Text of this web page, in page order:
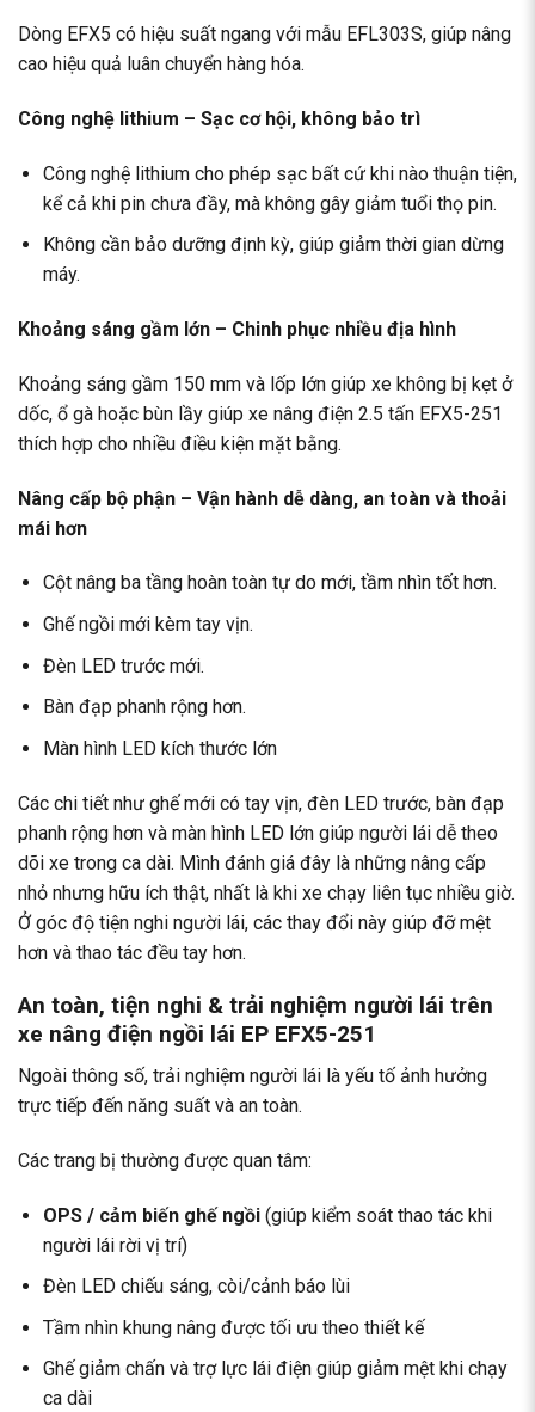
Dòng EFX5 có hiệu suất ngang với mẫu EFL303S, giúp nâng
cao hiệu quả luân chuyển hàng hóa.
Công nghệ lithium – Sạc cơ hội, không bảo trì
Công nghệ lithium cho phép sạc bất cứ khi nào thuận tiện,
kể cả khi pin chưa đầy, mà không gây giảm tuổi thọ pin.
Không cần bảo dưỡng định kỳ, giúp giảm thời gian dừng
máy.
Khoảng sáng gầm lớn – Chinh phục nhiều địa hình
Khoảng sáng gầm 150 mm và lốp lớn giúp xe không bị kẹt ở
dốc, ổ gà hoặc bùn lầy giúp xe nâng điện 2.5 tấn EFX5-251
thích hợp cho nhiều điều kiện mặt bằng.
Nâng cấp bộ phận – Vận hành dễ dàng, an toàn và thoải
mái hơn
Cột nâng ba tầng hoàn toàn tự do mới, tầm nhìn tốt hơn.
Ghế ngồi mới kèm tay vịn.
Đèn LED trước mới.
Bàn đạp phanh rộng hơn.
Màn hình LED kích thước lớn
Các chi tiết như ghế mới có tay vịn, đèn LED trước, bàn đạp
phanh rộng hơn và màn hình LED lớn giúp người lái dễ theo
dõi xe trong ca dài. Mình đánh giá đây là những nâng cấp
nhỏ nhưng hữu ích thật, nhất là khi xe chạy liên tục nhiều giờ.
Ở góc độ tiện nghi người lái, các thay đổi này giúp đỡ mệt
hơn và thao tác đều tay hơn.
An toàn, tiện nghi & trải nghiệm người lái trên
xe nâng điện ngồi lái EP EFX5-251
Ngoài thông số, trải nghiệm người lái là yếu tố ảnh hưởng
trực tiếp đến năng suất và an toàn.
Các trang bị thường được quan tâm:
OPS / cảm biến ghế ngồi(giúp kiểm soát thao tác khi
người lái rời vị trí)
Đèn LED chiếu sáng, còi/cảnh báo lùi
Tầm nhìn khung nâng được tối ưu theo thiết kế
Ghế giảm chấn và trợ lực lái điện giúp giảm mệt khi chạy
ca dài